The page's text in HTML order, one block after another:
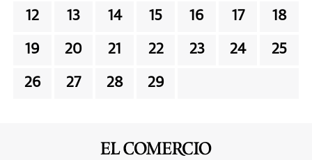
12 13 14 15 16 17 18
19 20 21 22 23 24 25
26 27 28 29